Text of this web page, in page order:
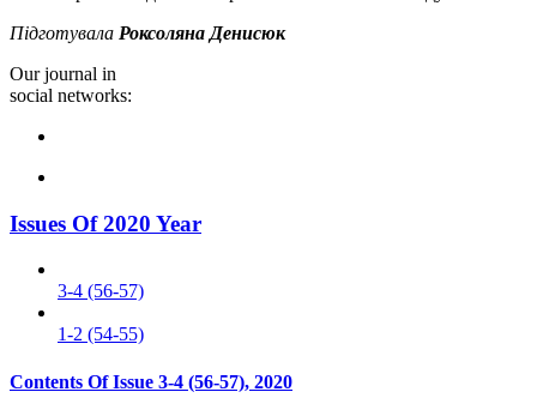
Підготувала Роксоляна Денисюк
Our journal in
social networks:
Issues Of 2020 Year
3-4 (56-57)
1-2 (54-55)
Contents Of Issue 3-4 (56-57), 2020